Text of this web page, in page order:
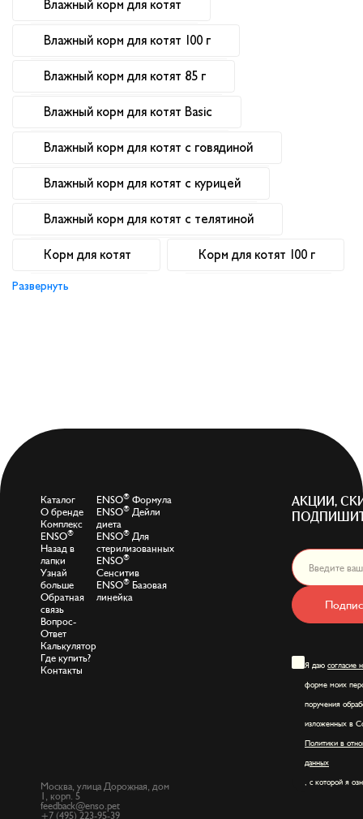
Влажный корм для котят
Влажный корм для котят 100 г
Влажный корм для котят 85 г
Влажный корм для котят Basic
Влажный корм для котят с говядиной
Влажный корм для котят с курицей
Влажный корм для котят с телятиной
Корм для котят Корм для котят 100 г
Развернуть
Каталог
О бренде
Комплекс
ENSO®
Назад в
лапки
Узнай
больше
Обратная
связь
Вопрос-
Ответ
Калькулятор
Где купить?
Контакты
ENSO® Формула
ENSO® Дейли
диета
ENSO® Для
стерилизованных
ENSO®
Сенситив
ENSO® Базовая
линейка
Москва, улица Дорожная, дом
1, корп. 5
feedback@enso.pet
+7 (495) 223-95-39
АКЦИИ,
Я даю согласие
форме моих
поручения
изложенных в
Политики в
данных
, с которой я